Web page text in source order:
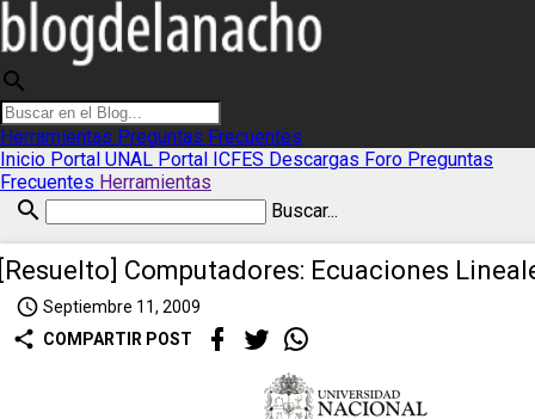
search
Herramientas Preguntas Frecuentes
Inicio Portal UNAL Portal ICFES Descargas Foro Preguntas
Frecuentes Herramientas
search Buscar...
Computadores: Ecuaciones
access_time Septiembre 11, 2009
share COMPARTIR POST